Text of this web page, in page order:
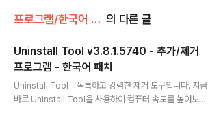
프로그램/한국어 패치 의 다른 글
Uninstall Tool v3.8.1.5740 - 추가/제거
프로그램 - 한국어 패치
Uninstall Tool - 독특하고 강력한 제거 도구입니다. 지금
바로 Uninstall Tool을 사용하여 컴퓨터 속도를 높여보세